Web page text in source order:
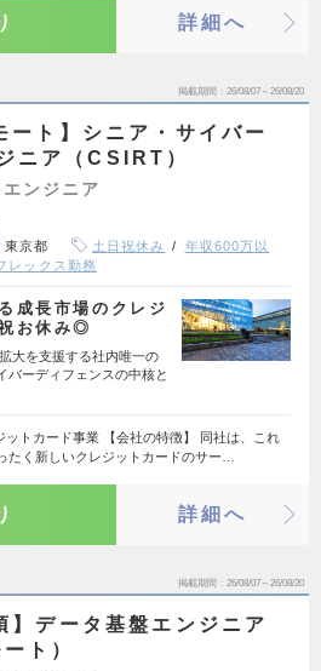
詳細へ
掲載期間 26/08/07～26/08/20
ート】シニア・サイバー
ニア（CSIRT）
ンジニア
東京都 土日祝休み
年収600万以
レックス勤務
成長市場のクレジ
お休み◎
大を支援する社内唯一の
バーディフェンスの中核と
ットカード事業 【会社の特徴】 同社は、これ
たく新しいクレジットカードのサー…
詳細へ
掲載期間 26/08/07～26/08/20
】データ基盤エンジニア
ト）